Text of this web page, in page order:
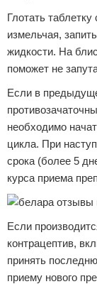
Глотать
измельчая,
жидкости. На
поможет не
Если в
необходимо
цикла. При
срока (более 5
курса приема
Если
контрацептив,
принять
приему нового